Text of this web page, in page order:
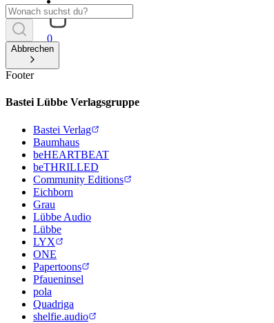
0
Abbrechen
Footer
Bastei Lübbe Verlagsgruppe
Bastei Verlag
Baumhaus
beHEARTBEAT
beTHRILLED
Community Editions
Eichborn
Grau
Lübbe Audio
Lübbe
LYX
ONE
Papertoons
Pfaueninsel
pola
Quadriga
shelfie.audio